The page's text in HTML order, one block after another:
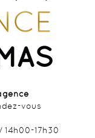
vous
17h30